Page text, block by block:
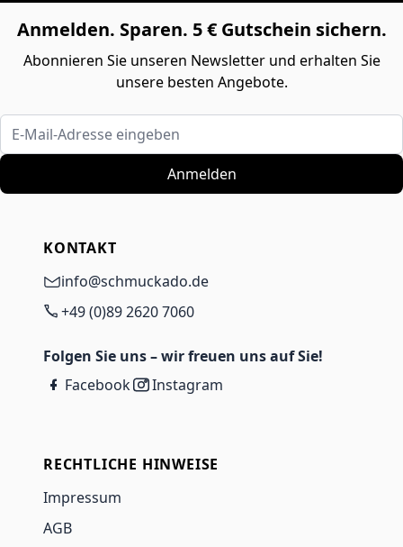
Anmelden. Sparen. 5 € Gutschein sichern.
Abonnieren Sie unseren Newsletter und erhalten Sie
unsere besten Angebote.
E-Mail-Adresse eingeben
Anmelden
KONTAKT
info@schmuckado.de
+49 (0)89 2620 7060
Folgen Sie uns – wir freuen uns auf Sie!
Facebook
Instagram
RECHTLICHE HINWEISE
Impressum
AGB